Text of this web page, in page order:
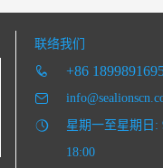
联络我们
+86
星期一至星期日:
18:00